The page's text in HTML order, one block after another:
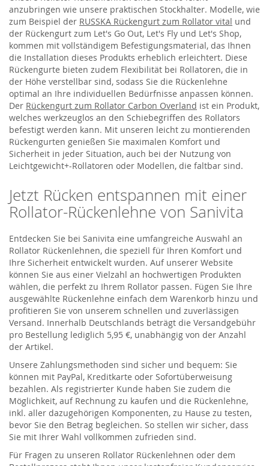
anzubringen wie unsere praktischen Stockhalter. Modelle, wie
zum Beispiel der RUSSKA Rückengurt zum Rollator vital und
der Rückengurt zum Let's Go Out, Let's Fly und Let's Shop,
kommen mit vollständigem Befestigungsmaterial, das Ihnen
die Installation dieses Produkts erheblich erleichtert. Diese
Rückengurte bieten zudem Flexibilität bei Rollatoren, die in
der Höhe verstellbar sind, sodass Sie die Rückenlehne
optimal an Ihre individuellen Bedürfnisse anpassen können.
Der Rückengurt zum Rollator Carbon Overland ist ein Produkt,
welches werkzeuglos an den Schiebegriffen des Rollators
befestigt werden kann. Mit unseren leicht zu montierenden
Rückengurten genießen Sie maximalen Komfort und
Sicherheit in jeder Situation, auch bei der Nutzung von
Leichtgewicht+-Rollatoren oder Modellen, die faltbar sind.
Jetzt Rücken entspannen mit einer
Rollator-Rückenlehne von Sanivita
Entdecken Sie bei Sanivita eine umfangreiche Auswahl an
Rollator Rückenlehnen, die speziell für Ihren Komfort und
Ihre Sicherheit entwickelt wurden. Auf unserer Website
können Sie aus einer Vielzahl an hochwertigen Produkten
wählen, die perfekt zu Ihrem Rollator passen. Fügen Sie Ihre
ausgewählte Rückenlehne einfach dem Warenkorb hinzu und
profitieren Sie von unserem schnellen und zuverlässigen
Versand. Innerhalb Deutschlands beträgt die Versandgebühr
pro Bestellung lediglich 5,95 €, unabhängig von der Anzahl
der Artikel.
Unsere Zahlungsmethoden sind sicher und bequem: Sie
können mit PayPal, Kreditkarte oder Sofortüberweisung
bezahlen. Als registrierter Kunde haben Sie zudem die
Möglichkeit, auf Rechnung zu kaufen und die Rückenlehne,
inkl. aller dazugehörigen Komponenten, zu Hause zu testen,
bevor Sie den Betrag begleichen. So stellen wir sicher, dass
Sie mit Ihrer Wahl vollkommen zufrieden sind.
Für Fragen zu unseren Rollator Rückenlehnen oder dem